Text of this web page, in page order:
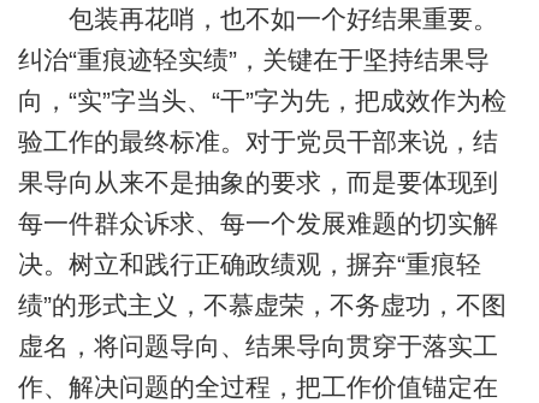
包装再花哨，也不如一个好结果重要。
纠治“重痕迹轻实绩”，关键在于坚持结果导
向，“实”字当头、“干”字为先，把成效作为检
验工作的最终标准。对于党员干部来说，结
果导向从来不是抽象的要求，而是要体现到
每一件群众诉求、每一个发展难题的切实解
决。树立和践行正确政绩观，摒弃“重痕轻
绩”的形式主义，不慕虚荣，不务虚功，不图
虚名，将问题导向、结果导向贯穿于落实工
作、解决问题的全过程，把工作价值锚定在